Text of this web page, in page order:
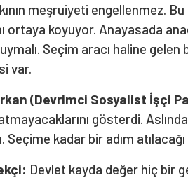
meşruiyeti engellenmez.
ortaya koyuyor. Anayasada
Seçim aracı haline
var.
(Devrimci Sosyalist İşçi
gösterdi.
Seçime kadar bir adım
: Devlet kayda değer hiç bir